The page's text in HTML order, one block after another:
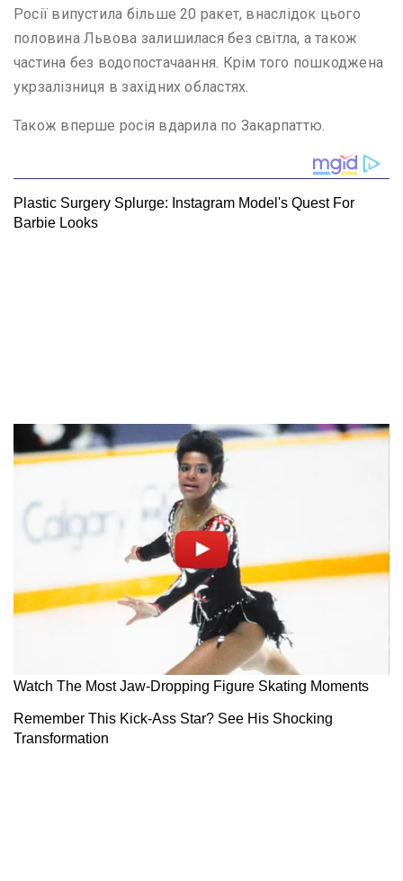
Росії випустила більше 20 ракет, внаслідок цього
половина Львова залишилася без світла, а також
частина без водопостачаання. Крім того пошкоджена
укрзалізниця в західних областях.
Також вперше росія вдарила по Закарпаттю.